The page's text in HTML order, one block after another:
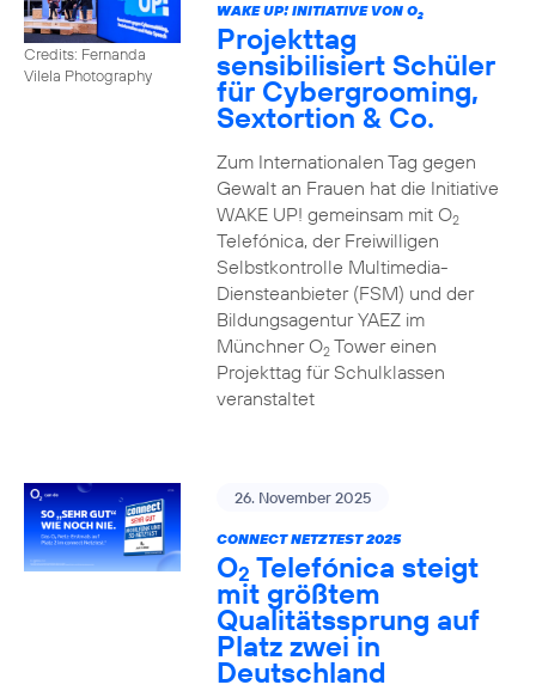
Credits: Fernanda
Vilela Photography
WAKE UP! INITIATIVE VON O2
Projekttag
sensibilisiert Schüler
für Cybergrooming,
Sextortion & Co.
Zum Internationalen Tag gegen
Gewalt an Frauen hat die Initiative
WAKE UP! gemeinsam mit O2
Telefónica, der Freiwilligen
Selbstkontrolle Multimedia-
Diensteanbieter (FSM) und der
Bildungsagentur YAEZ im
Münchner O2Tower einen
Projekttag für Schulklassen
veranstaltet
26. November 2025
CONNECT NETZTEST 2025
O2 Telefónica steigt
mit größtem
Qualitätssprung auf
Platz zwei in
Deutschland